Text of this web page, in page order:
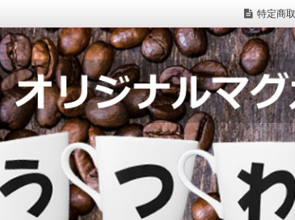
特定商
プロゴ入れ｜うつわわ